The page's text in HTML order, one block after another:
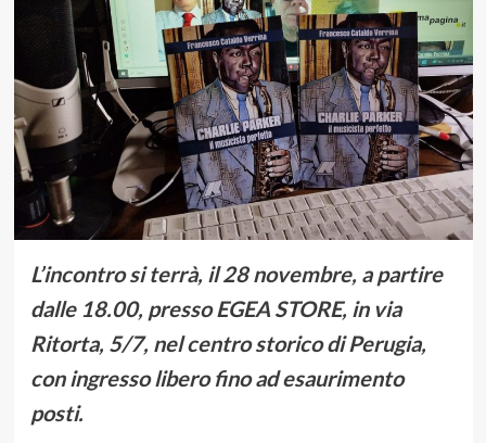
L’incontro si terrà, il 28 novembre, a partire
dalle 18.00, presso EGEA STORE, in via
Ritorta, 5/7, nel centro storico di Perugia,
con ingresso libero fino ad esaurimento
posti.